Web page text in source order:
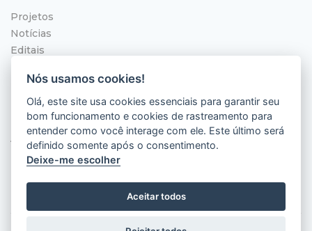
Projetos
Notícias
Editais
Localização
Hospital Universitário Onofre Lopes - HUOL
Av. Nilo Peçanha, 620 - Petrópolis
Natal - RN, 59012-300
Nós usamos cookies!
Olá, este site usa cookies essenciais para garantir seu
bom funcionamento e cookies de rastreamento para
entender como você interage com ele. Este último será
definido somente após o consentimento.
Deixe-me escolher
Aceitar todos